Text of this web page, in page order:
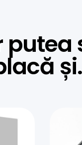
putea